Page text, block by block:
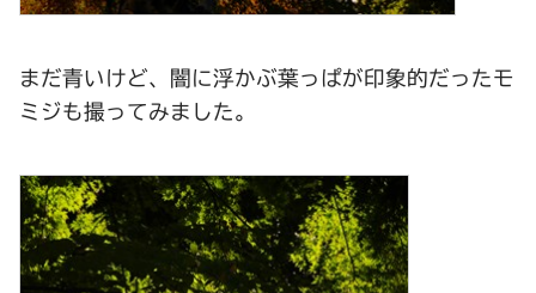
まだ青いけど、闇に浮かぶ葉っぱが印象的だったモ
ミジも撮ってみました。